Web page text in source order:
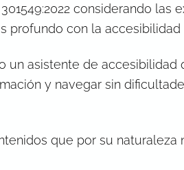
considerando las
profundo con la
asistente de
y navegar sin
que por su